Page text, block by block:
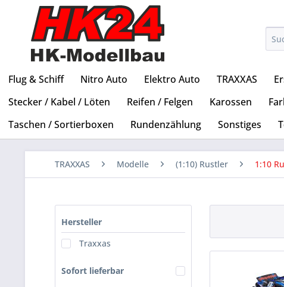
Flug & Schiff Nitro Auto Elektro Auto TRAXXAS
Stecker / Kabel / Löten
Reifen / Felgen Karossen
Taschen / Sortierboxen
Rundenzählung Sonstiges
TRAXXAS Modelle (1:10) Rustler 1:10
Hersteller
Traxxas
Sofort lieferbar